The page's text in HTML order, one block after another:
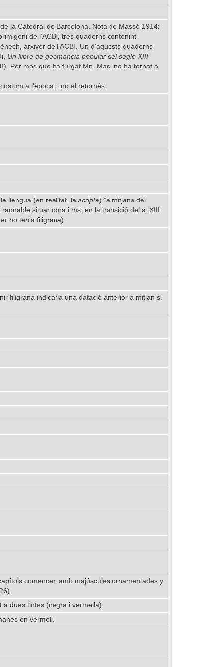
la Catedral de Barcelona. Nota de Massó 1914:
de l'ACB], tres quaderns contenint
arxiver de l'ACB]. Un d'aquests quaderns
Un llibre de geomancia popular del segle XIII
Per més que ha furgat Mn. Mas, no ha tornat a
a l'època, i no el retornés.
llengua (en realitat, la scripta) "á mitjans del
situar obra i ms. en la transició del s. XIII
no tenia filigrana).
filigrana indicaria una datació anterior a mitjan s.
comencen amb majúscules ornamentades y
a dues tintes (negra i vermella).
en vermell.